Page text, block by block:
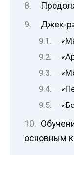
Джек-
основным